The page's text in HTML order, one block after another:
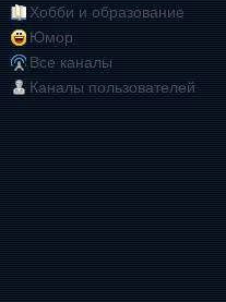
Хобби и образование
Юмор
Все каналы
Каналы пользователей